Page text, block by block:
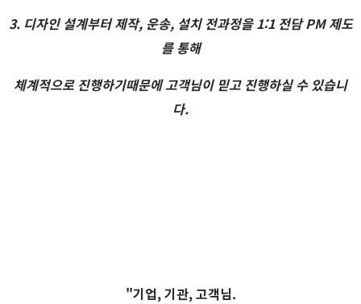
3. 디자인 설계부터 제작, 운송, 설치 전과정을 1:1 전담 PM 제도
를 통해
체계적으로 진행하기때문에 고객님이 믿고 진행하실 수 있습니
다.
"기업, 기관, 고객님.